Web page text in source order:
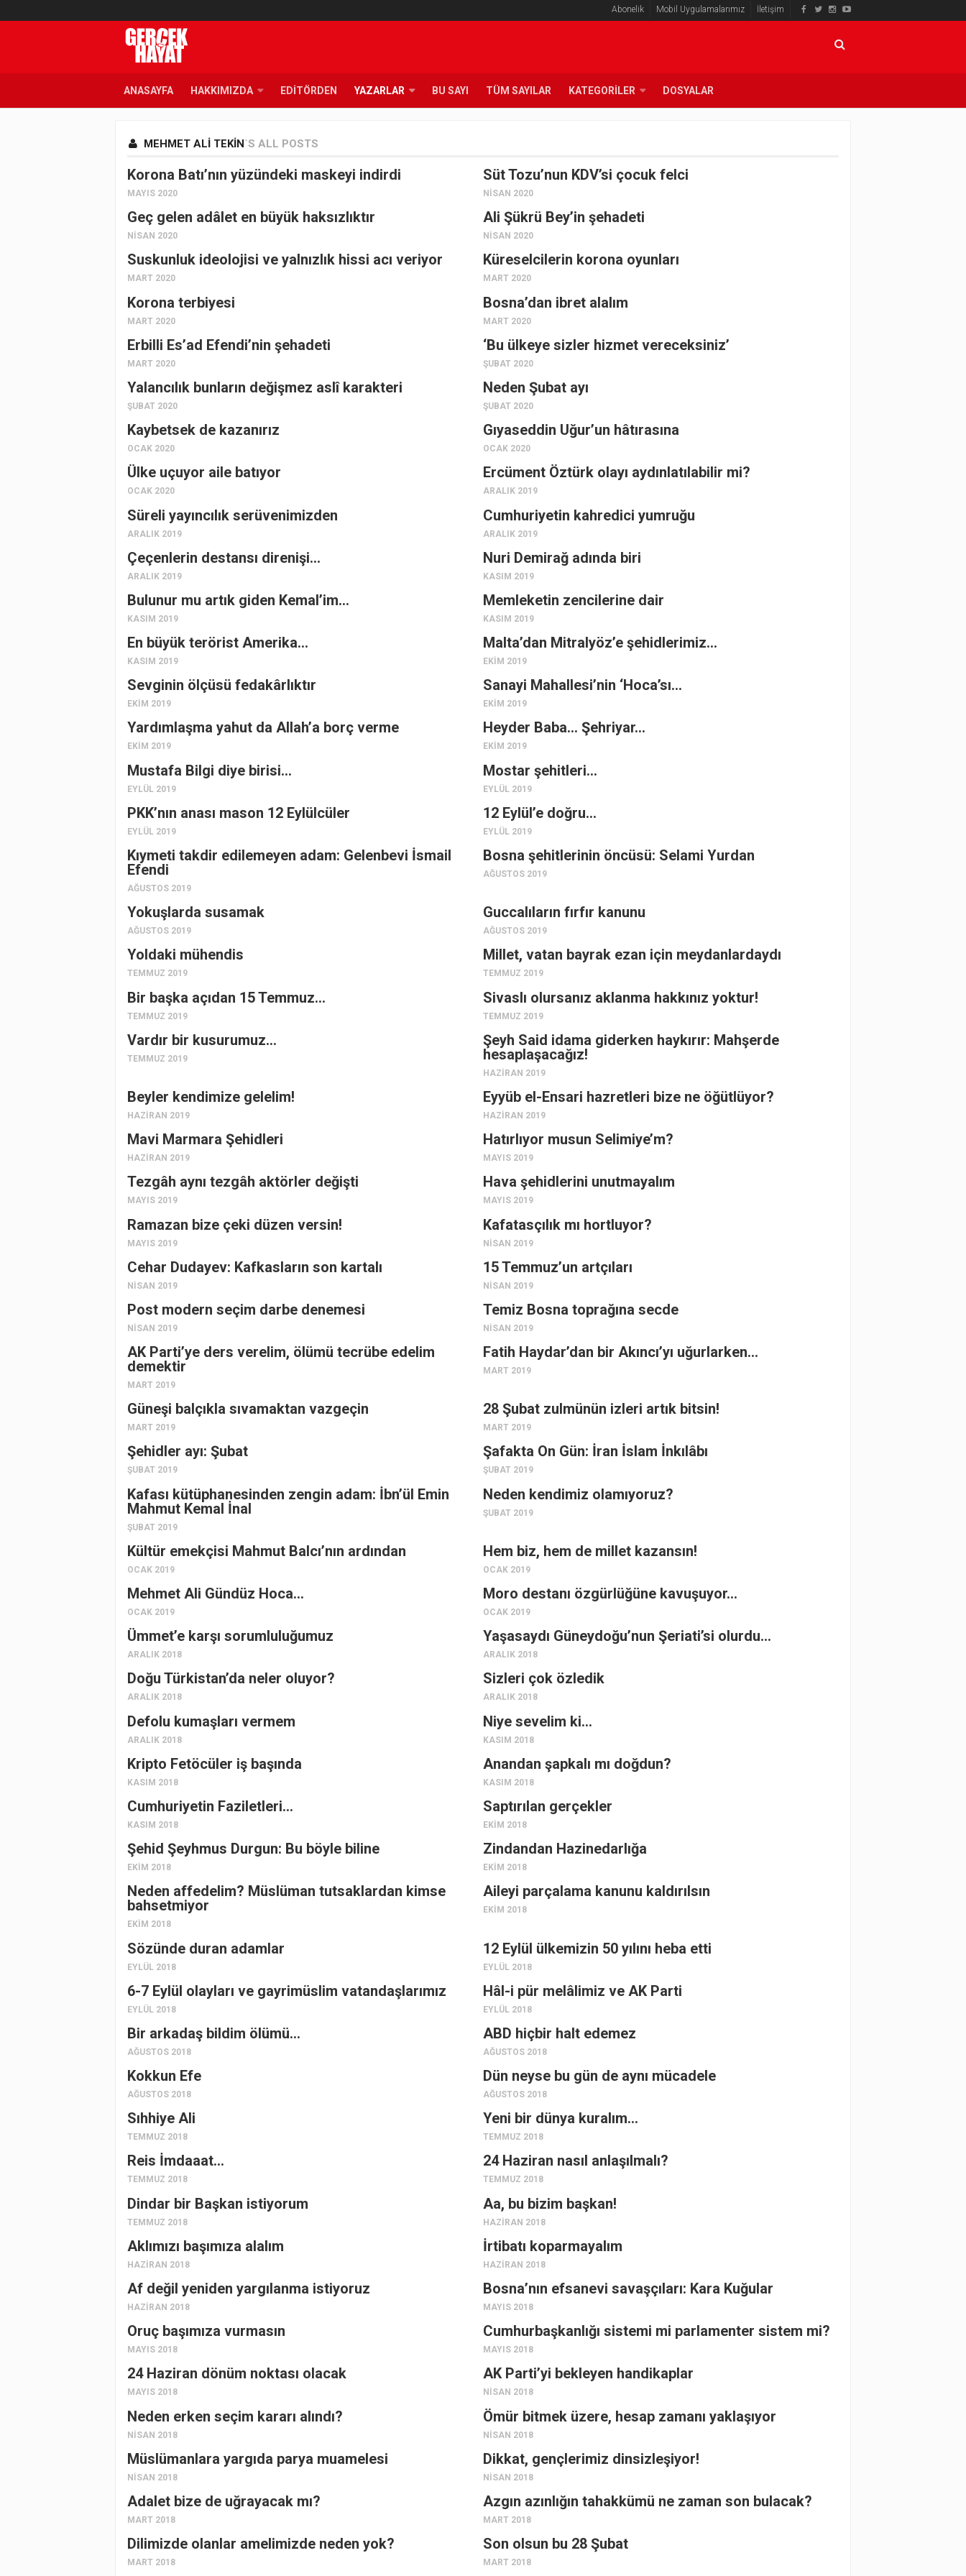
Abonelik Mobil Uygulamalarımız İletişim
ANASAYFA HAKKIMIZDA EDITÖRDEN YAZARLAR BU SAYI TÜM SAYILAR KATEGORILER DOSYALAR
MEHMET ALI TEKIN`S ALL POSTS
Korona Batı’nın yüzündeki maskeyi indirdi
MAYIS 2020
Süt Tozu’nun KDV’si çocuk felci
NISAN 2020
Geç gelen adâlet en büyük haksızlıktır
NISAN 2020
Ali Şükrü Bey’in şehadeti
NISAN 2020
Suskunluk ideolojisi ve yalnızlık hissi acı veriyor
MART 2020
Küreselcilerin korona oyunları
MART 2020
Korona terbiyesi
MART 2020
Bosna’dan ibret alalım
MART 2020
Erbilli Es’ad Efendi’nin şehadeti
MART 2020
‘Bu ülkeye sizler hizmet vereceksiniz’
ŞUBAT 2020
Yalancılık bunların değişmez aslî karakteri
ŞUBAT 2020
Neden Şubat ayı
ŞUBAT 2020
Kaybetsek de kazanırız
OCAK 2020
Gıyaseddin Uğur’un hâtırasına
OCAK 2020
Ülke uçuyor aile batıyor
OCAK 2020
Ercüment Öztürk olayı aydınlatılabilir mi?
ARALIK 2019
Süreli yayıncılık serüvenimizden
ARALIK 2019
Cumhuriyetin kahredici yumruğu
ARALIK 2019
Çeçenlerin destansı direnişi…
ARALIK 2019
Nuri Demirağ adında biri
KASIM 2019
Bulunur mu artık giden Kemal’im…
KASIM 2019
Memleketin zencilerine dair
KASIM 2019
En büyük terörist Amerika…
KASIM 2019
Malta’dan Mitralyöz’e şehidlerimiz…
EKIM 2019
Sevginin ölçüsü fedakârlıktır
EKIM 2019
Sanayi Mahallesi’nin ‘Hoca’sı…
EKIM 2019
Yardımlaşma yahut da Allah’a borç verme
EKIM 2019
Heyder Baba… Şehriyar…
EKIM 2019
Mustafa Bilgi diye birisi…
EYLÜL 2019
Mostar şehitleri…
EYLÜL 2019
PKK’nın anası mason 12 Eylülcüler
EYLÜL 2019
12 Eylül’e doğru…
EYLÜL 2019
Kıymeti takdir edilemeyen adam: Gelenbevi İsmail
Efendi
AĞUSTOS 2019
Bosna şehitlerinin öncüsü: Selami Yurdan
AĞUSTOS 2019
Yokuşlarda susamak
AĞUSTOS 2019
Guccalıların fırfır kanunu
AĞUSTOS 2019
Yoldaki mühendis
TEMMUZ 2019
Millet, vatan bayrak ezan için meydanlardaydı
TEMMUZ 2019
Bir başka açıdan 15 Temmuz…
TEMMUZ 2019
Sivaslı olursanız aklanma hakkınız yoktur!
TEMMUZ 2019
Vardır bir kusurumuz…
TEMMUZ 2019
Şeyh Said idama giderken haykırır: Mahşerde
hesaplaşacağız!
HAZIRAN 2019
Beyler kendimize gelelim!
HAZIRAN 2019
Eyyüb el-Ensari hazretleri bize ne öğütlüyor?
HAZIRAN 2019
Mavi Marmara Şehidleri
HAZIRAN 2019
Hatırlıyor musun Selimiye’m?
MAYIS 2019
Tezgâh aynı tezgâh aktörler değişti
MAYIS 2019
Hava şehidlerini unutmayalım
MAYIS 2019
Ramazan bize çeki düzen versin!
MAYIS 2019
Kafatasçılık mı hortluyor?
NISAN 2019
Cehar Dudayev: Kafkasların son kartalı
NISAN 2019
15 Temmuz’un artçıları
NISAN 2019
Post modern seçim darbe denemesi
NISAN 2019
Temiz Bosna toprağına secde
NISAN 2019
AK Parti’ye ders verelim, ölümü tecrübe edelim
demektir
MART 2019
Fatih Haydar’dan bir Akıncı’yı uğurlarken…
MART 2019
Güneşi balçıkla sıvamaktan vazgeçin
MART 2019
28 Şubat zulmünün izleri artık bitsin!
MART 2019
Şehidler ayı: Şubat
ŞUBAT 2019
Şafakta On Gün: İran İslam İnkılâbı
ŞUBAT 2019
Kafası kütüphanesinden zengin adam: İbn’ül Emin
Mahmut Kemal İnal
ŞUBAT 2019
Neden kendimiz olamıyoruz?
ŞUBAT 2019
Kültür emekçisi Mahmut Balcı’nın ardından
OCAK 2019
Hem biz, hem de millet kazansın!
OCAK 2019
Mehmet Ali Gündüz Hoca…
OCAK 2019
Moro destanı özgürlüğüne kavuşuyor…
OCAK 2019
Ümmet’e karşı sorumluluğumuz
ARALIK 2018
Yaşasaydı Güneydoğu’nun Şeriati’si olurdu…
ARALIK 2018
Doğu Türkistan’da neler oluyor?
ARALIK 2018
Sizleri çok özledik
ARALIK 2018
Defolu kumaşları vermem
ARALIK 2018
Niye sevelim ki…
KASIM 2018
Kripto Fetöcüler iş başında
KASIM 2018
Anandan şapkalı mı doğdun?
KASIM 2018
Cumhuriyetin Faziletleri…
KASIM 2018
Saptırılan gerçekler
EKIM 2018
Şehid Şeyhmus Durgun: Bu böyle biline
EKIM 2018
Zindandan Hazinedarlığa
EKIM 2018
Neden affedelim? Müslüman tutsaklardan kimse
bahsetmiyor
EKIM 2018
Aileyi parçalama kanunu kaldırılsın
EKIM 2018
Sözünde duran adamlar
EYLÜL 2018
12 Eylül ülkemizin 50 yılını heba etti
EYLÜL 2018
6-7 Eylül olayları ve gayrimüslim vatandaşlarımız
EYLÜL 2018
Hâl-i pür melâlimiz ve AK Parti
EYLÜL 2018
Bir arkadaş bildim ölümü…
AĞUSTOS 2018
ABD hiçbir halt edemez
AĞUSTOS 2018
Kokkun Efe
AĞUSTOS 2018
Dün neyse bu gün de aynı mücadele
AĞUSTOS 2018
Sıhhiye Ali
TEMMUZ 2018
Yeni bir dünya kuralım…
TEMMUZ 2018
Reis İmdaaat…
TEMMUZ 2018
24 Haziran nasıl anlaşılmalı?
TEMMUZ 2018
Dindar bir Başkan istiyorum
TEMMUZ 2018
Aa, bu bizim başkan!
HAZIRAN 2018
Aklımızı başımıza alalım
HAZIRAN 2018
İrtibatı koparmayalım
HAZIRAN 2018
Af değil yeniden yargılanma istiyoruz
HAZIRAN 2018
Bosna’nın efsanevi savaşçıları: Kara Kuğular
MAYIS 2018
Oruç başımıza vurmasın
MAYIS 2018
Cumhurbaşkanlığı sistemi mi parlamenter sistem mi?
MAYIS 2018
24 Haziran dönüm noktası olacak
MAYIS 2018
AK Parti’yi bekleyen handikaplar
NISAN 2018
Neden erken seçim kararı alındı?
NISAN 2018
Ömür bitmek üzere, hesap zamanı yaklaşıyor
NISAN 2018
Müslümanlara yargıda parya muamelesi
NISAN 2018
Dikkat, gençlerimiz dinsizleşiyor!
NISAN 2018
Adalet bize de uğrayacak mı?
MART 2018
Azgın azınlığın tahakkümü ne zaman son bulacak?
MART 2018
Dilimizde olanlar amelimizde neden yok?
MART 2018
Son olsun bu 28 Şubat
MART 2018